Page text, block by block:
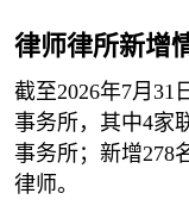
律师律所新增
截至2026年7月31
事务所，其中4家
事务所；新增278
律师。